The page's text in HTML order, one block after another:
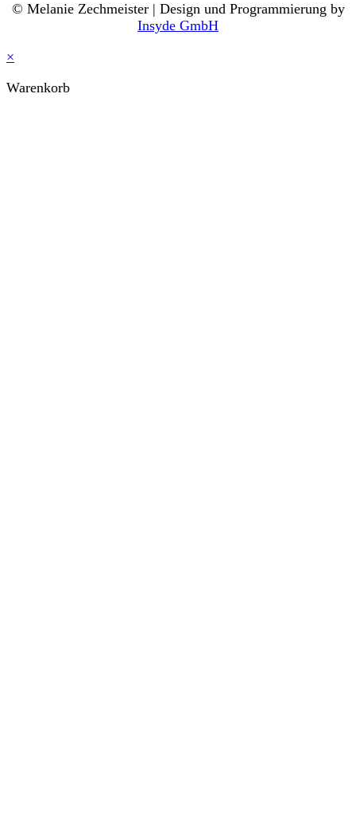
© Melanie Zechmeister | Design und Programmierung by
Insyde GmbH
×
Warenkorb